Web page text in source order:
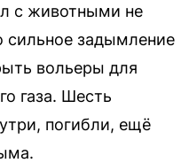
с животными не
сильное задымление
вольеры для
газа. Шесть
погибли, ещё